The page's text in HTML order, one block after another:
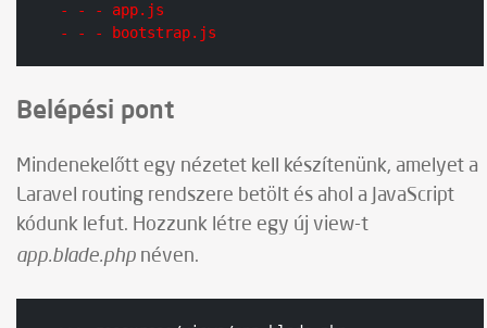
- - - app.js
- - - bootstrap.js
Belépési pont
Mindenekelőtt egy nézetet kell készítenünk, amelyet a
Laravel routing rendszere betölt és ahol a JavaScript
kódunk lefut. Hozzunk létre egy új view-t
app.blade.php néven.